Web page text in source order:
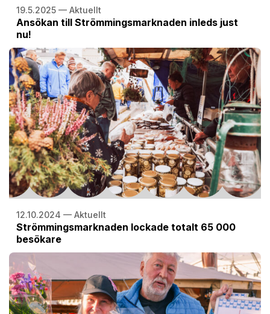
19.5.2025 — Aktuellt
Ansökan till Strömmingsmarknaden inleds just
nu!
12.10.2024 — Aktuellt
Strömmingsmarknaden lockade totalt 65 000
besökare